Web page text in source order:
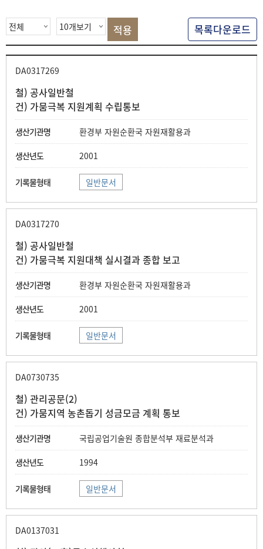
색
목록다운로드
DA0317269
철) 공사일반철
건) 가뭄극복 지원계획 수립통보
환경부 자원순환국 자원재활용과
2001
일반문서
DA0317270
철) 공사일반철
건) 가뭄극복 지원대책 실시결과 종합 보고
환경부 자원순환국 자원재활용과
2001
일반문서
DA0730735
철) 관리공문(2)
건) 가뭄지역 농촌돕기 성금모금 계획 통보
국립공업기술원 종합분석부 재료분석과
1994
일반문서
DA0137031